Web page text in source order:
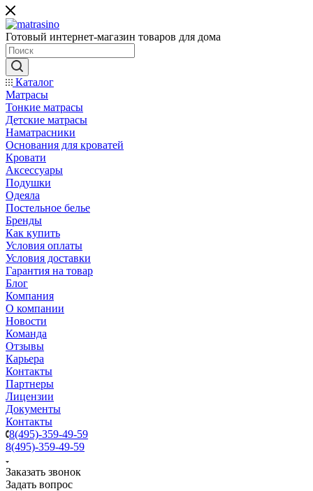
Готовый интернет-магазин товаров для дома
Каталог
Матрасы
Тонкие матрасы
Детские матрасы
Наматрасники
Основания для кроватей
Кровати
Аксессуары
Подушки
Одеяла
Постельное белье
Бренды
Как купить
Условия оплаты
Условия доставки
Гарантия на товар
Блог
Компания
О компании
Новости
Команда
Отзывы
Карьера
Контакты
Партнеры
Лицензии
Документы
Контакты
8(495)-359-49-59
8(495)-359-49-59
Заказать звонок
Задать вопрос